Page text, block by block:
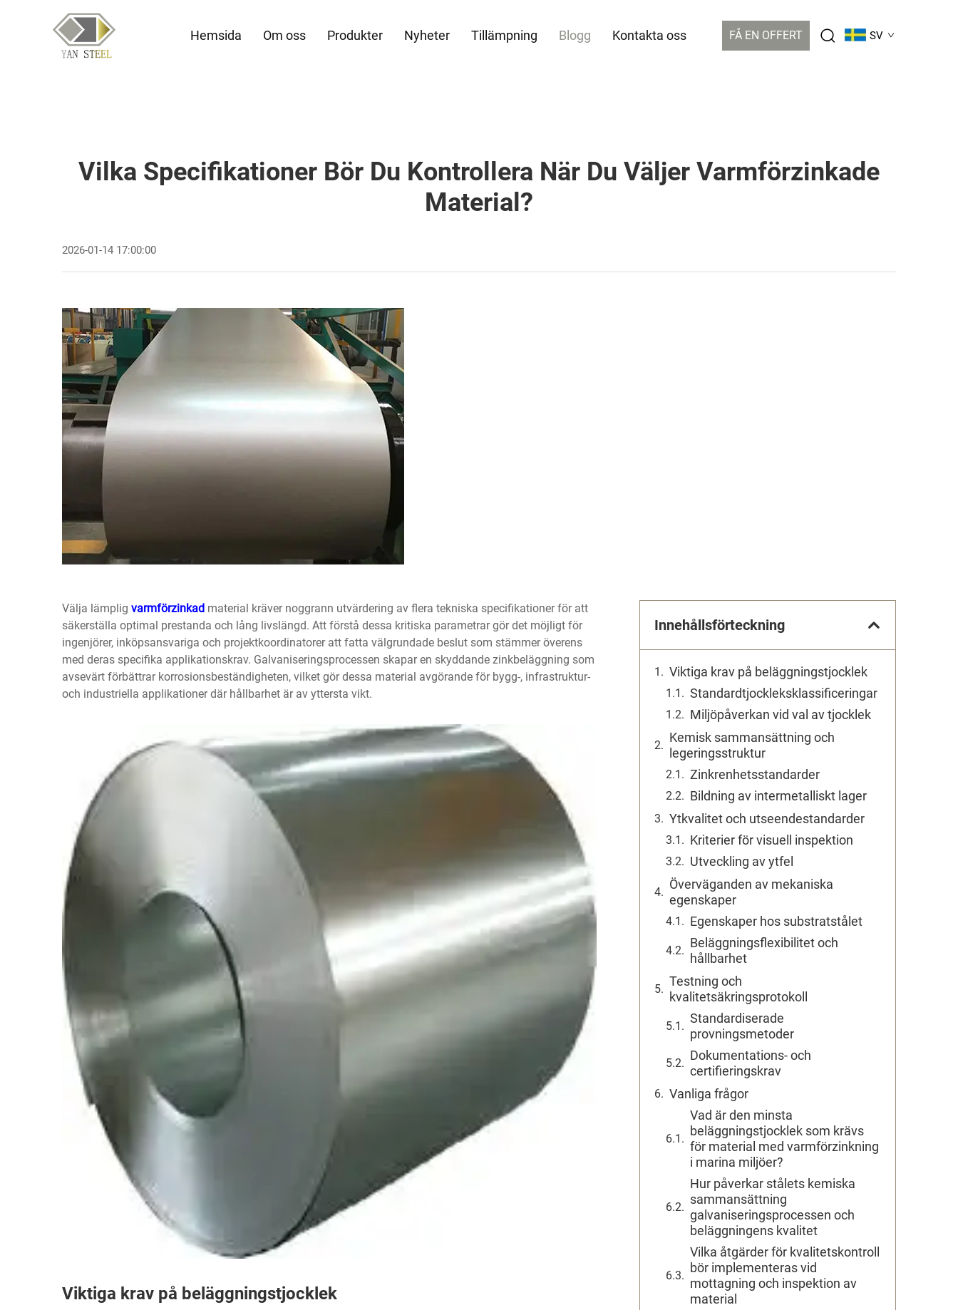
Hemsida Om oss Produkter Nyheter Tillämpning Blogg Kontakta oss FÅ EN OFFERT SV
Vilka Specifikationer Bör Du Kontrollera När Du Väljer Varmförzinkade
Material?
2026-01-14 17:00:00
Välja lämplig varmförzinkad material kräver noggrann utvärdering av flera tekniska specifikationer för att
säkerställa optimal prestanda och lång livslängd. Att förstå dessa kritiska parametrar gör det möjligt för
ingenjörer, inköpsansvariga och projektkoordinatorer att fatta välgrundade beslut som stämmer överens
med deras specifika applikationskrav. Galvaniseringsprocessen skapar en skyddande zinkbeläggning som
avsevärt förbättrar korrosionsbeständigheten, vilket gör dessa material avgörande för bygg-, infrastruktur-
och industriella applikationer där hållbarhet är av yttersta vikt.
Viktiga krav på beläggningstjocklek
Innehållsförteckning
Viktiga krav på beläggningstjocklek
Standardtjockleksklassificeringar
Miljöpåverkan vid val av tjocklek
Kemisk sammansättning och
legeringsstruktur
Zinkrenhetsstandarder
Bildning av intermetalliskt lager
Ytkvalitet och utseendestandarder
Kriterier för visuell inspektion
Utveckling av ytfel
Överväganden av mekaniska
egenskaper
Egenskaper hos substratstålet
Beläggningsflexibilitet och
hållbarhet
Testning och
kvalitetsäkringsprotokoll
Standardiserade
provningsmetoder
Dokumentations- och
certifieringskrav
Vanliga frågor
Vad är den minsta
beläggningstjocklek som krävs
för material med varmförzinkning
i marina miljöer?
Hur påverkar stålets kemiska
sammansättning
galvaniseringsprocessen och
beläggningens kvalitet
Vilka åtgärder för kvalitetskontroll
bör implementeras vid
mottagning och inspektion av
material